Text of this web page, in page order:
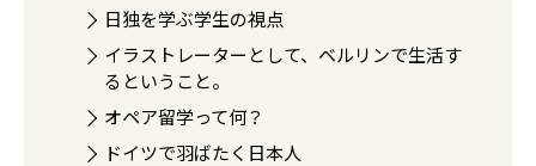
日独を学ぶ学生の視点
イラストレーターとして、ベルリンで生活す
るということ。
オペア留学って何？
ドイツで羽ばたく日本人